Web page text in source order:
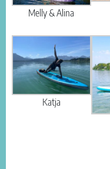
Melly & Alina
Katja